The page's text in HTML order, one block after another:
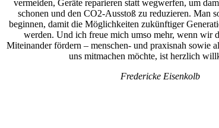
vermeiden, Geräte reparieren statt wegwerfen, um
schonen und den CO2-Ausstoß zu reduzieren. Man
beginnen, damit die Möglichkeiten zukünftiger
werden. Und ich freue mich umso mehr, wenn wir
Miteinander fördern – menschen- und praxisnah sowie
uns mitmachen möchte, ist herzlich
Fredericke Eisenkolb